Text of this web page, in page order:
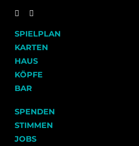
SPIELPLAN
KARTEN
HAUS
KÖPFE
BAR
SPENDEN
STIMMEN
JOBS